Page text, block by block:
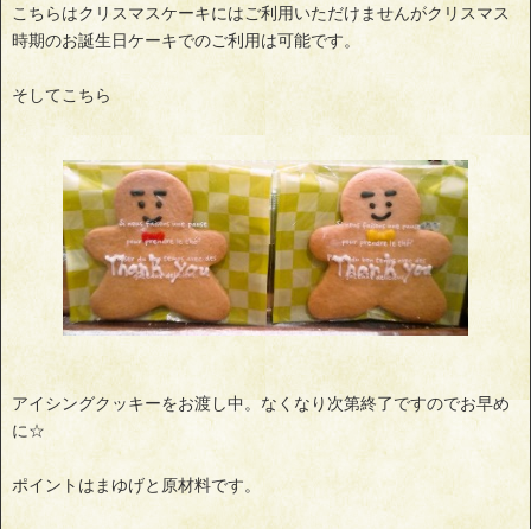
こちらはクリスマスケーキにはご利用いただけませんがクリスマス
時期のお誕生日ケーキでのご利用は可能です。
そしてこちら
アイシングクッキーをお渡し中。なくなり次第終了ですのでお早め
に☆
ポイントはまゆげと原材料です。